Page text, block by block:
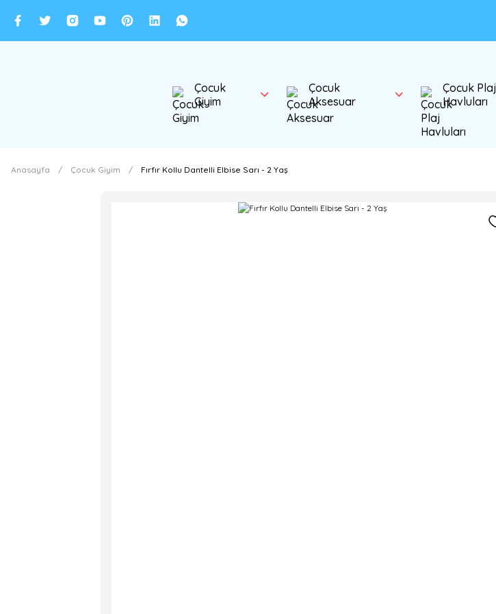
Çocuk
Giyim
Çocuk
Aksesuar
Çocuk Plaj
Havluları
Anasayfa Çocuk Giyim Fırfır Kollu Dantelli Elbise Sarı - 2 Yaş